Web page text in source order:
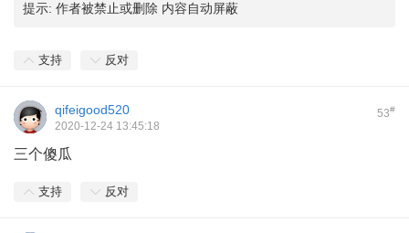
提示: 作者被禁止或删除 内容自动屏蔽
支持 反对
53#
qifeigood520
2020-12-24 13:45:18
三个傻瓜
支持 反对